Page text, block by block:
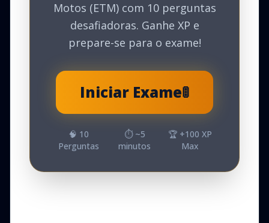
Motos (ETM) com 10 perguntas
desafiadoras. Ganhe XP e
prepare-se para o exame!
Iniciar Exame🚦
🧠 10
Perguntas
⏱️ ~5
minutos
🏆 +100 XP
Max